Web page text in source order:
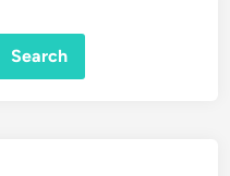
Search